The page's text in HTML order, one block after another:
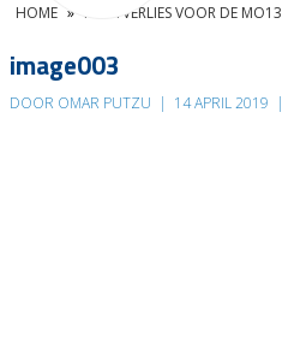
HOME » PUNTVERLIES VOOR DE MO13
image003
DOOR OMAR PUTZU | 14 APRIL 2019 |